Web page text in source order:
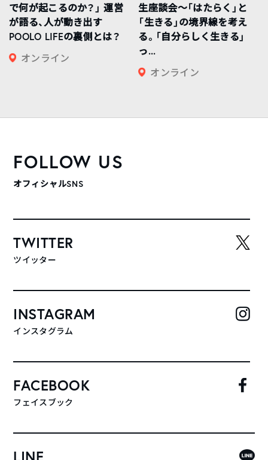
で何が起こるのか？」 運営
が語る、人が動き出す
POOLO LIFEの裏側とは？
オンライン
生座談会〜「はたらく」と
「生きる」の境界線を考え
る。「自分らしく生きる」
っ...
オンライン
FOLLOW US
オフィシャルSNS
TWITTER
ツイッター
INSTAGRAM
インスタグラム
FACEBOOK
フェイスブック